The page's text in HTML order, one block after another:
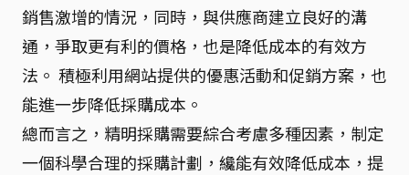
銷售激增的情況，同時，與供應商建立良好的溝
通，爭取更有利的價格，也是降低成本的有效方
法。 積極利用網站提供的優惠活動和促銷方案，也
能進一步降低採購成本。
總而言之，精明採購需要綜合考慮多種因素，制定
一個科學合理的採購計劃，纔能有效降低成本，提